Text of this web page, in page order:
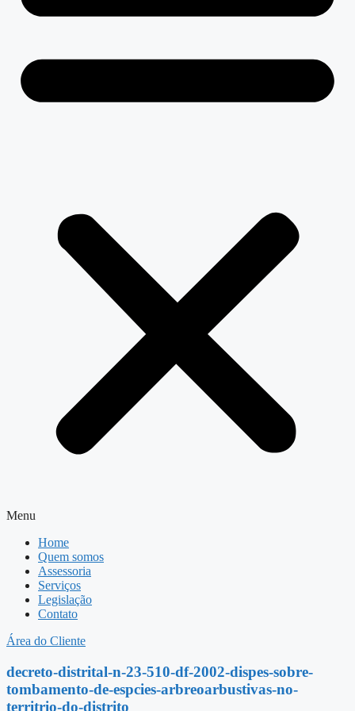
Menu
Home
Quem somos
Assessoria
Serviços
Legislação
Contato
Área do Cliente
decreto-distrital-n-23-510-df-2002-dispes-sobre-
tombamento-de-espcies-arbreoarbustivas-no-
territrio-do-distrito